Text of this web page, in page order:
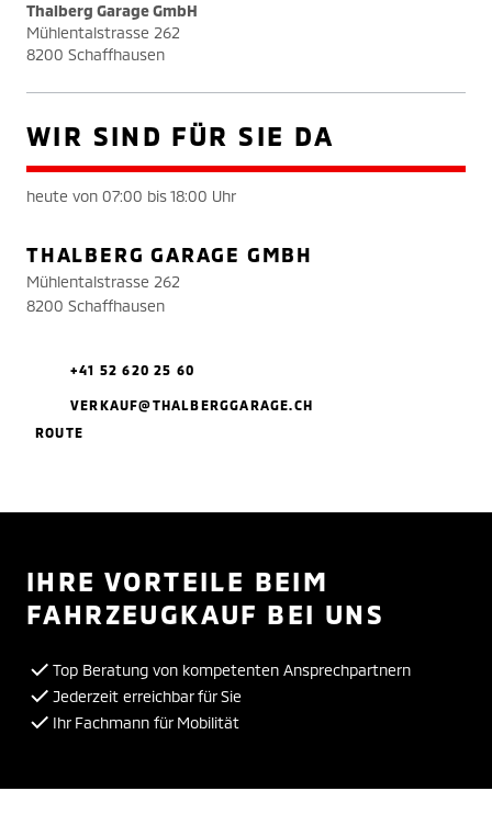
Thalberg Garage GmbH
Mühlentalstrasse 262
8200 Schaffhausen
WIR SIND FÜR SIE DA
heute von 07:00 bis 18:00 Uhr
THALBERG GARAGE GMBH
Mühlentalstrasse 262
8200 Schaffhausen
+41 52 620 25 60
VERKAUF@THALBERGGARAGE.CH
ROUTE
IHRE VORTEILE BEIM
FAHRZEUGKAUF BEI UNS
Top Beratung von kompetenten Ansprechpartnern
Jederzeit erreichbar für Sie
Ihr Fachmann für Mobilität